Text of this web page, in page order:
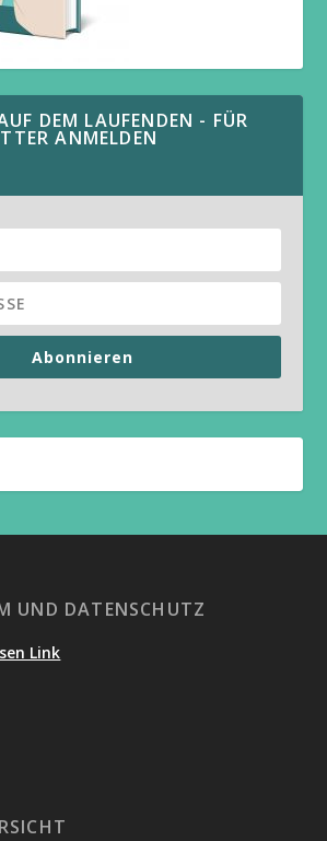
DEM LAUFENDEN - FÜR
ANMELDEN
Abonnieren
UND DATENSCHUTZ
Link